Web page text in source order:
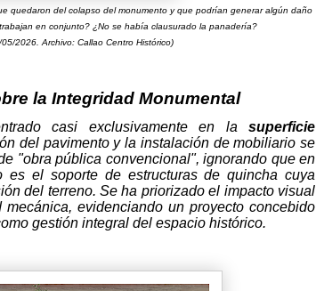
quedaron del colapso del monumento y que podrían generar algún daño
en conjunto? ¿No se había clausurado la panadería?
2026. Archivo: Callao Centro Histórico)
la Integridad Monumental
casi exclusivamente en la superficie
del pavimento y la instalación de mobiliario se
"obra pública convencional", ignorando que en
es el soporte de estructuras de quincha cuya
del terreno. Se ha priorizado el impacto visual
evidenciando un proyecto concebido
gestión integral del espacio histórico.